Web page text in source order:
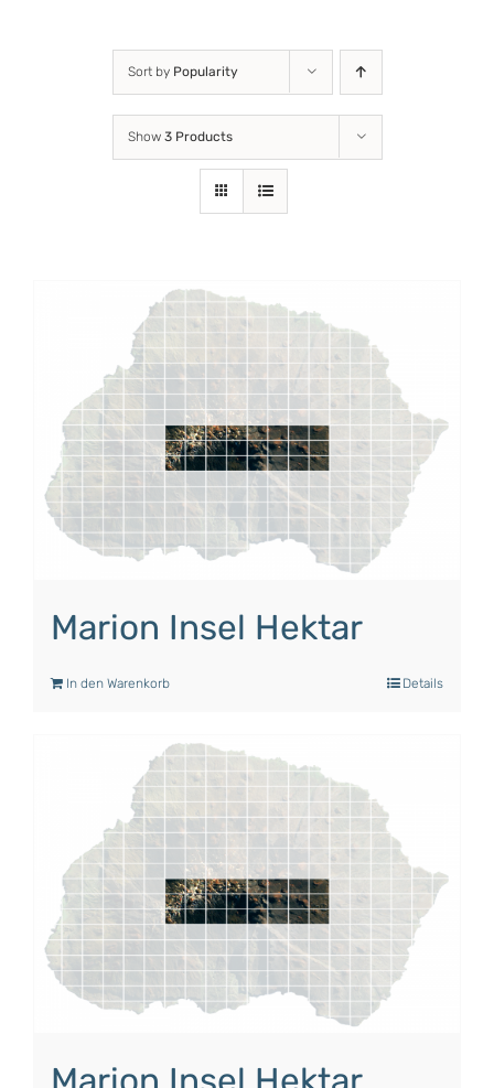
Sort by Popularity
Show 3 Products
Marion Insel Hektar
In den Warenkorb Details